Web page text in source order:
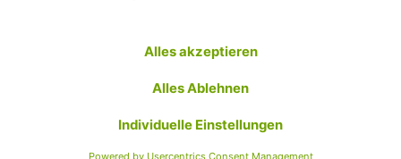
TRANSPARENZ
Facebook
TwitterInstagram